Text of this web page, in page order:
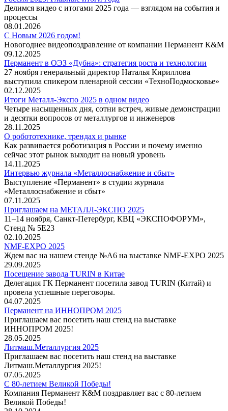
Делимся видео с итогами 2025 года — взглядом на события и
процессы
08.01.2026
С Новым 2026 годом!
Новогоднее видеопоздравление от компании Перманент К&М
09.12.2025
Перманент в ОЭЗ «Дубна»: стратегия роста и технологии
27 ноября генеральный директор Наталья Кириллова
выступила спикером пленарной сессии «ТехноПодмосковье»
02.12.2025
Итоги Металл-Экспо 2025 в одном видео
Четыре насыщенных дня, сотни встреч, живые демонстрации
и десятки вопросов от металлургов и инженеров
28.11.2025
О робототехнике, трендах и рынке
Как развивается роботизация в России и почему именно
сейчас этот рынок выходит на новый уровень
14.11.2025
Интервью журнала «Металлоснабжение и сбыт»
Выступление «Перманент» в студии журнала
«Металлоснабжение и сбыт»
07.11.2025
Приглашаем на МЕТАЛЛ-ЭКСПО 2025
11–14 ноября, Санкт-Петербург, КВЦ «ЭКСПОФОРУМ»,
Стенд № 5Е23
02.10.2025
NMF-EXPO 2025
Ждем вас на нашем стенде №А6 на выставке NMF-EXPO 2025
29.09.2025
Посещение завода TURIN в Китае
Делегация ГК Перманент посетила завод TURIN (Китай) и
провела успешные переговоры.
04.07.2025
Перманент на ИННОПРОМ 2025
Приглашаем вас посетить наш стенд на выставке
ИННОПРОМ 2025!
28.05.2025
Литмаш.Металлургия 2025
Приглашаем вас посетить наш стенд на выставке
Литмаш.Металлургия 2025!
07.05.2025
С 80-летием Великой Победы!
Компания Перманент К&М поздравляет вас с 80-летием
Великой Победы!